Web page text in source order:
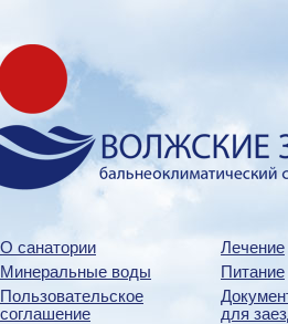
О санатории Лечение
Минеральные воды
Питание
Пользовательское
соглашение
для